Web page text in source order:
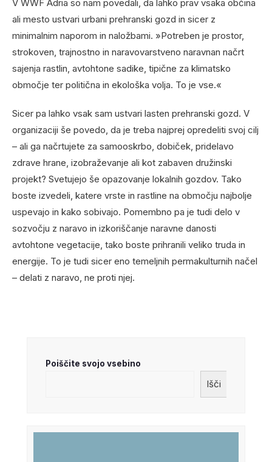
V WWF Adria so nam povedali, da lahko prav vsaka občina
ali mesto ustvari urbani prehranski gozd in sicer z
minimalnim naporom in naložbami. »Potreben je prostor,
strokoven, trajnostno in naravovarstveno naravnan načrt
sajenja rastlin, avtohtone sadike, tipične za klimatsko
območje ter politična in ekološka volja. To je vse.«
Sicer pa lahko vsak sam ustvari lasten prehranski gozd. V
organizaciji še povedo, da je treba najprej opredeliti svoj cilj
– ali ga načrtujete za samooskrbo, dobiček, pridelavo
zdrave hrane, izobraževanje ali kot zabaven družinski
projekt? Svetujejo še opazovanje lokalnih gozdov. Tako
boste izvedeli, katere vrste in rastline na območju najbolje
uspevajo in kako sobivajo. Pomembno pa je tudi delo v
sozvočju z naravo in izkoriščanje naravne danosti
avtohtone vegetacije, tako boste prihranili veliko truda in
energije. To je tudi sicer eno temeljnih permakulturnih načel
– delati z naravo, ne proti njej.
Poiščite svojo vsebino
Išči